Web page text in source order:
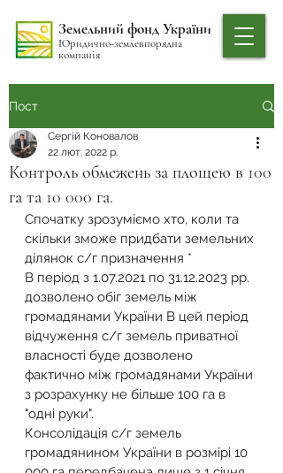
Земельний фонд України
Юридично-землевпорядна
компанія
Пост
Контроль обмежень за площею в 100
га та 10 000 га.
Сергій Коновалов
22 лют. 2022 р.
Спочатку зрозуміємо хто, коли та
скільки зможе придбати земельних
ділянок с/г призначення *
В період з 1.07.2021 по 31.12.2023 рр.
дозволено обіг земель між
громадянами України В цей період
відчуження с/г земель приватної
власності буде дозволено
фактично між громадянами України
з розрахунку не більше 100 га в
"одні руки".
Консолідація с/г земель
громадянином України в розмірі 10